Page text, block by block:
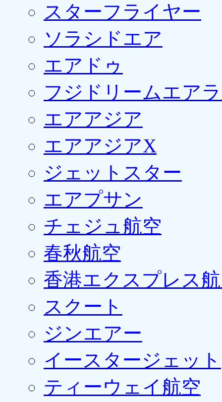
スターフライヤー
ソラシドエア
エアドゥ
フジドリームエア
エアアジア
エアアジアX
ジェットスター
エアプサン
チェジュ航空
春秋航空
香港エクスプレス
スクート
ジンエアー
イースタージェット
ティーウェイ航空